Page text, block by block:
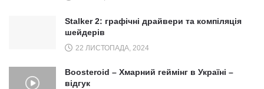
Stalker 2: графічні драйвери та компіляція
шейдерів
22 ЛИСТОПАДА, 2024
Boosteroid – Хмарний геймінг в Україні –
відгук